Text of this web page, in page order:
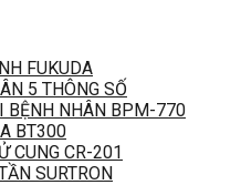
FUKUDA
5 THÔNG SỐ
BỆNH NHÂN BPM-770
BT300
CUNG CR-201
SURTRON